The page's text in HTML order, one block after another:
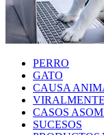
PERRO
GATO
CAUSA
CASOS
SUCESOS